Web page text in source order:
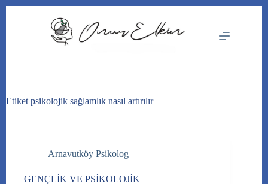
Etiket psikolojik sağlamlık nasıl artırılır
Arnavutköy Psikolog
GENÇLİK VE PSİKOLOJİK